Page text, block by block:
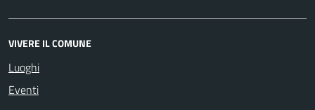
VIVERE IL COMUNE
Luoghi
Eventi